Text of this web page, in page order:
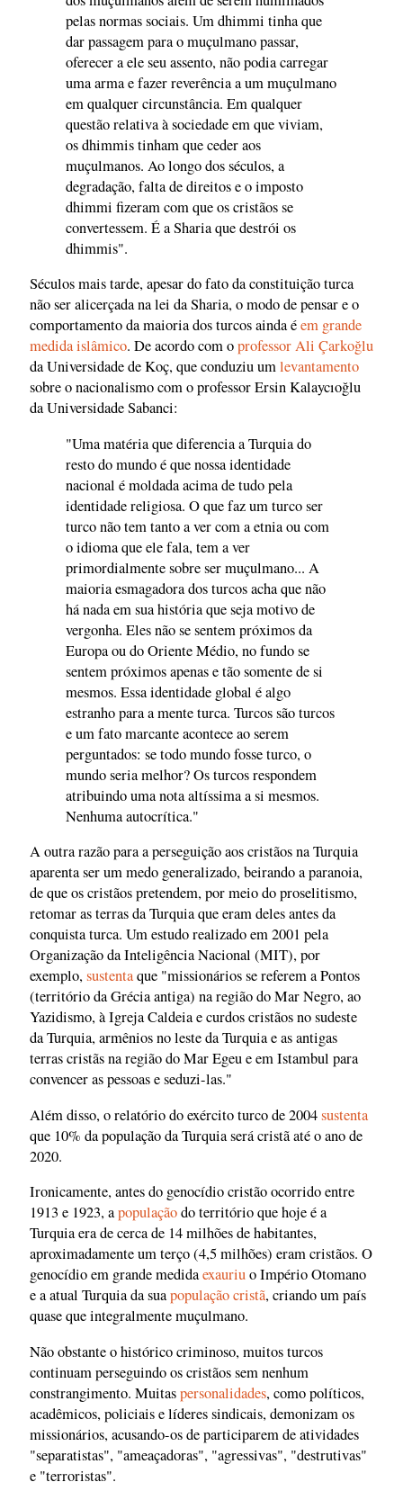
pelas normas sociais. Um dhimmi tinha que
dar passagem para o muçulmano passar,
oferecer a ele seu assento, não podia carregar
uma arma e fazer reverência a um muçulmano
em qualquer circunstância. Em qualquer
questão relativa à sociedade em que viviam,
os dhimmis tinham que ceder aos
muçulmanos. Ao longo dos séculos, a
degradação, falta de direitos e o imposto
dhimmi fizeram com que os cristãos se
convertessem. É a Sharia que destrói os
dhimmis".
Séculos mais tarde, apesar do fato da constituição turca
não ser alicerçada na lei da Sharia, o modo de pensar e o
comportamento da maioria dos turcos ainda éem grande
medida islâmico. De acordo com oprofessor Ali Çarkoğlu
da Universidade de Koç, que conduziu umlevantamento
sobre o nacionalismo com o professor Ersin Kalaycıoğlu
da Universidade Sabanci:
"Uma matéria que diferencia a Turquia do
resto do mundo é que nossa identidade
nacional é moldada acima de tudo pela
identidade religiosa. O que faz um turco ser
turco não tem tanto a ver com a etnia ou com
o idioma que ele fala, tem a ver
primordialmente sobre ser muçulmano... A
maioria esmagadora dos turcos acha que não
há nada em sua história que seja motivo de
vergonha. Eles não se sentem próximos da
Europa ou do Oriente Médio, no fundo se
sentem próximos apenas e tão somente de si
mesmos. Essa identidade global é algo
estranho para a mente turca. Turcos são turcos
e um fato marcante acontece ao serem
perguntados: se todo mundo fosse turco, o
mundo seria melhor? Os turcos respondem
atribuindo uma nota altíssima a si mesmos.
Nenhuma autocrítica."
A outra razão para a perseguição aos cristãos na Turquia
aparenta ser um medo generalizado, beirando a paranoia,
de que os cristãos pretendem, por meio do proselitismo,
retomar as terras da Turquia que eram deles antes da
conquista turca. Um estudo realizado em 2001 pela
Organização da Inteligência Nacional (MIT), por
exemplo,sustentaque "missionários se referem a Pontos
(território da Grécia antiga) na região do Mar Negro, ao
Yazidismo, à Igreja Caldeia e curdos cristãos no sudeste
da Turquia, armênios no leste da Turquia e as antigas
terras cristãs na região do Mar Egeu e em Istambul para
convencer as pessoas e seduzi-las."
Além disso, o relatório do exército turco de 2004sustenta
que 10% da população da Turquia será cristã até o ano de
2020.
Ironicamente, antes do genocídio cristão ocorrido entre
1913 e 1923, apopulaçãodo território que hoje é a
Turquia era de cerca de 14 milhões de habitantes,
aproximadamente um terço (4,5 milhões) eram cristãos. O
genocídio em grande medidaexauriuo Império Otomano
e a atual Turquia da suapopulação cristã, criando um país
quase que integralmente muçulmano.
Não obstante o histórico criminoso, muitos turcos
continuam perseguindo os cristãos sem nenhum
constrangimento. Muitaspersonalidades, como políticos,
acadêmicos, policiais e líderes sindicais, demonizam os
missionários, acusando-os de participarem de atividades
"separatistas", "ameaçadoras", "agressivas", "destrutivas"
e "terroristas".